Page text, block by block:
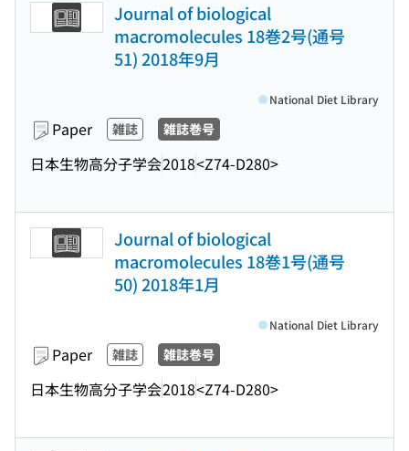
Journal of biological
macromolecules 18巻2号(通号
51) 2018年9月
Paper 雑誌 雑誌巻号
日本生物高分子学会2018<Z74-D280>
National Diet Library
Journal of biological
macromolecules 18巻1号(通号
50) 2018年1月
Paper 雑誌 雑誌巻号
日本生物高分子学会2018<Z74-D280>
National Diet Library